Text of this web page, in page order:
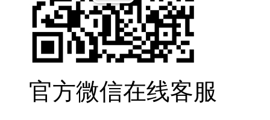
官方微信在线客服